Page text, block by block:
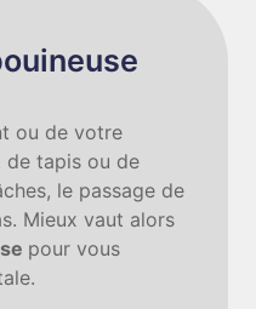
ou de votre
de tapis ou de
le passage de
Mieux vaut alors
pour vous